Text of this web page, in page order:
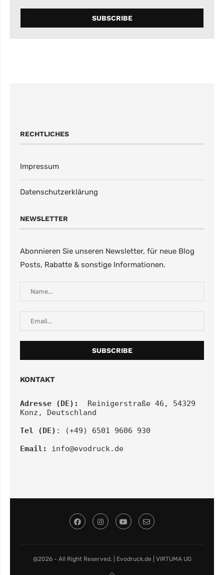
RECHTLICHES
Impressum
Datenschutzerklärung
NEWSLETTER
Abonnieren Sie unseren Newsletter, für neue Blog
Posts, Rabatte & sonstige Informationen.
KONTAKT
Adresse (DE):
Reinigerstraße 46, 54329
Konz, Deutschland
Tel (DE) : (+49) 6501 9606 930
Email:
info@evodruck.de
@2026 - All Right Reserved. | Evodruck.de | VIRTUMA UG